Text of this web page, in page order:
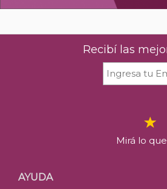
Recibí las
Mirá lo
AYUDA